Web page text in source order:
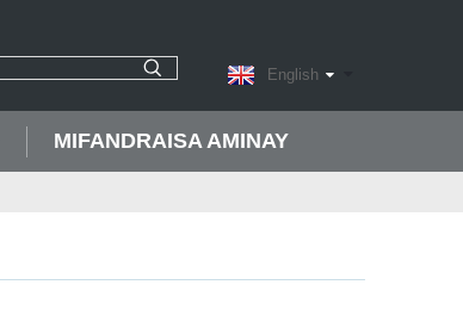
English
MIFANDRAISA AMINAY